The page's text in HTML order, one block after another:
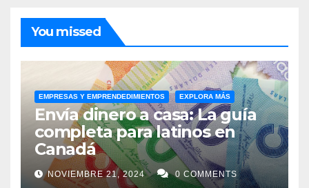
You missed
EMPRESAS Y EMPRENDEDIMIENTOS EXPLORA MÁS
Envía dinero a casa: La guía
completa para latinos en
Canadá
NOVIEMBRE 21, 2024 0 COMMENTS